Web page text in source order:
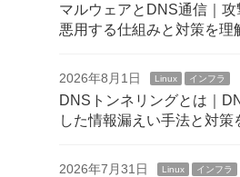
マルウェアとDNS通信｜
悪用する仕組みと対策を理
2026年8月1日 Linux インフラ
DNSトンネリングとは｜
した情報漏えい手法と対策
2026年7月31日 Linux インフラ